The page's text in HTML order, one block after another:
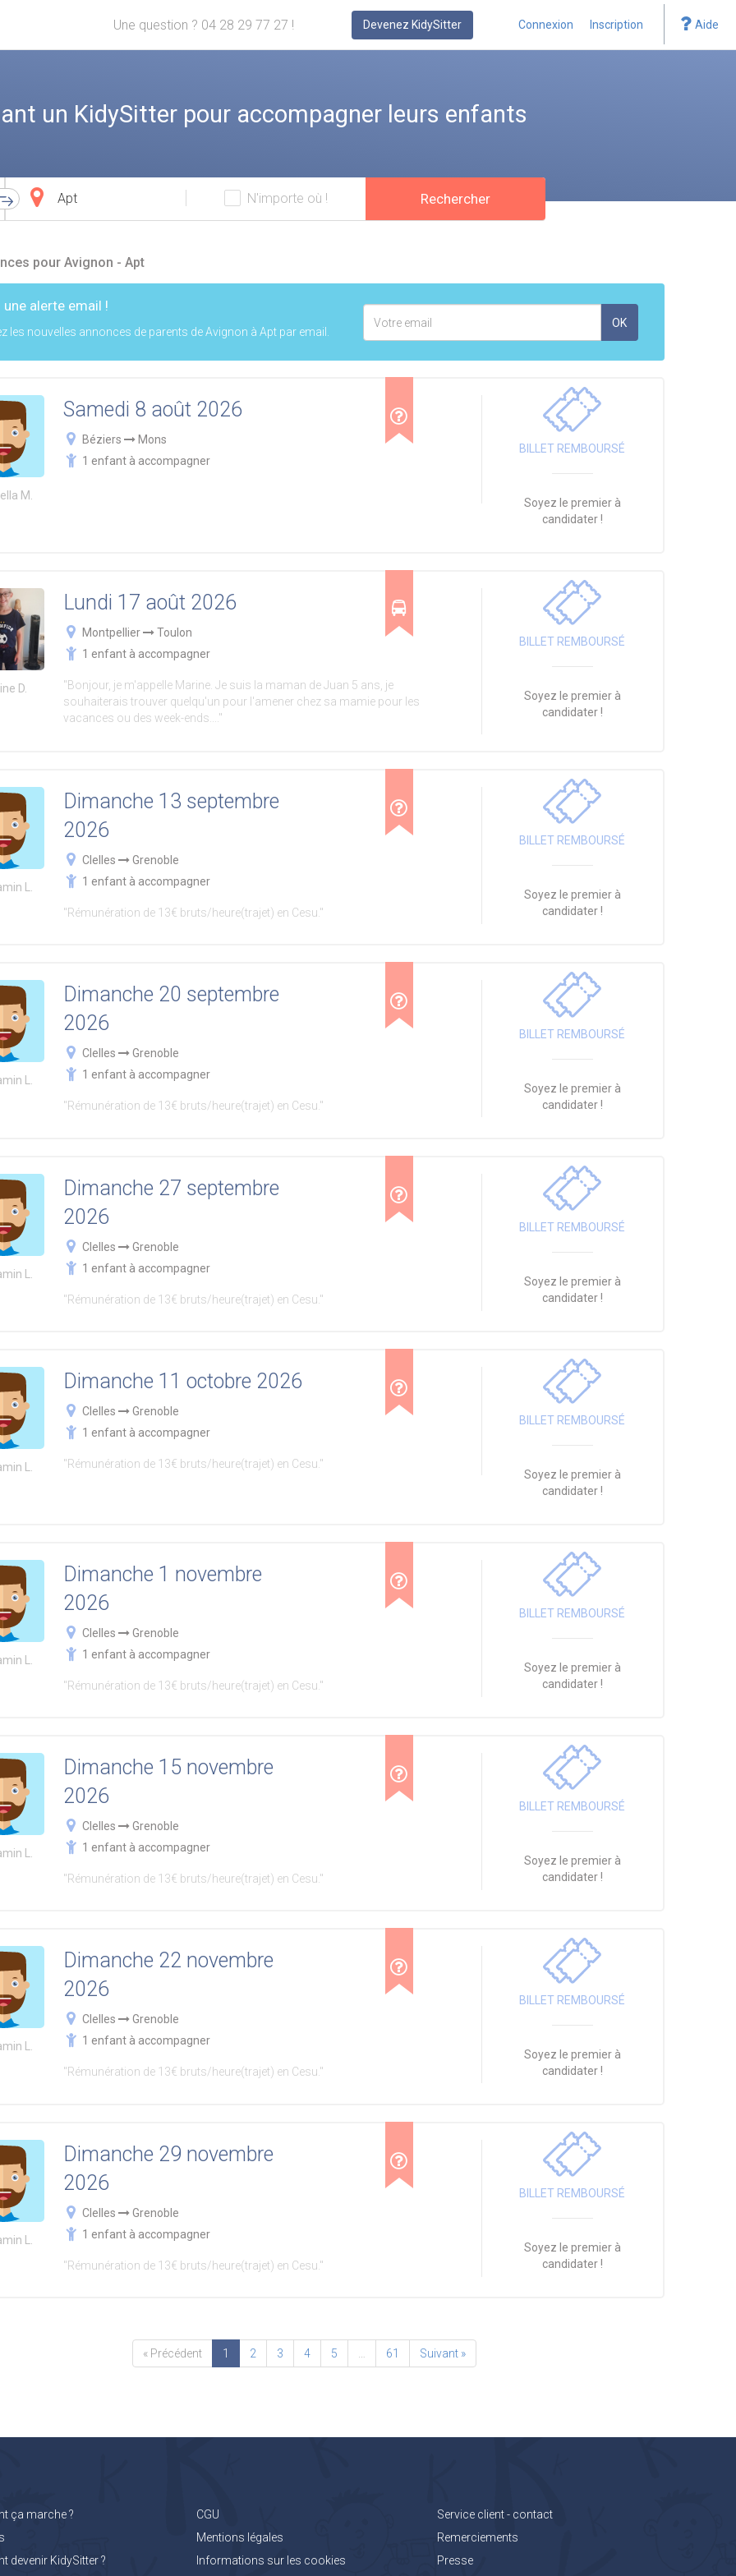
Une question ? 04 28 29 77 27 ! Devenez KidySitter Connexion Inscription Aide
un KidySitter pour accompagner leurs enfants
Ville
d'arrivée
N'importe où ! Rechercher
pour Avignon - Apt
une alerte email !
les nouvelles annonces de parents de Avignon à Apt par email.
mail
OK
M.
Samedi 8 août 2026
Béziers
Mons
1 enfant à accompagner
BILLET REMBOURSÉ
Soyez le premier à
candidater !
D.
Lundi 17 août 2026
Montpellier
Toulon
1 enfant à accompagner
"Bonjour, je m'appelle Marine. Je suis la maman de Juan 5 ans, je
souhaiterais trouver quelqu'un pour l'amener chez sa mamie pour les
vacances ou des week-ends...."
BILLET REMBOURSÉ
Soyez le premier à
candidater !
L.
Dimanche 13 septembre
2026
Clelles
Grenoble
1 enfant à accompagner
"Rémunération de 13€ bruts/heure(trajet) en Cesu."
BILLET REMBOURSÉ
Soyez le premier à
candidater !
L.
Dimanche 20 septembre
2026
Clelles
Grenoble
1 enfant à accompagner
"Rémunération de 13€ bruts/heure(trajet) en Cesu."
BILLET REMBOURSÉ
Soyez le premier à
candidater !
L.
Dimanche 27 septembre
2026
Clelles
Grenoble
1 enfant à accompagner
"Rémunération de 13€ bruts/heure(trajet) en Cesu."
BILLET REMBOURSÉ
Soyez le premier à
candidater !
L.
Dimanche 11 octobre 2026
Clelles
Grenoble
1 enfant à accompagner
"Rémunération de 13€ bruts/heure(trajet) en Cesu."
BILLET REMBOURSÉ
Soyez le premier à
candidater !
L.
Dimanche 1 novembre
2026
Clelles
Grenoble
1 enfant à accompagner
"Rémunération de 13€ bruts/heure(trajet) en Cesu."
BILLET REMBOURSÉ
Soyez le premier à
candidater !
L.
Dimanche 15 novembre
2026
Clelles
Grenoble
1 enfant à accompagner
"Rémunération de 13€ bruts/heure(trajet) en Cesu."
BILLET REMBOURSÉ
Soyez le premier à
candidater !
L.
Dimanche 22 novembre
2026
Clelles
Grenoble
1 enfant à accompagner
"Rémunération de 13€ bruts/heure(trajet) en Cesu."
BILLET REMBOURSÉ
Soyez le premier à
candidater !
L.
Dimanche 29 novembre
2026
Clelles
Grenoble
1 enfant à accompagner
"Rémunération de 13€ bruts/heure(trajet) en Cesu."
BILLET REMBOURSÉ
Soyez le premier à
candidater !
« Précédent 1 2 3 4 5 61 Suivant »
ça marche ?
devenir KidySitter ?
CGU
Mentions légales
Informations sur les cookies
Service client - contact
Remerciements
Presse